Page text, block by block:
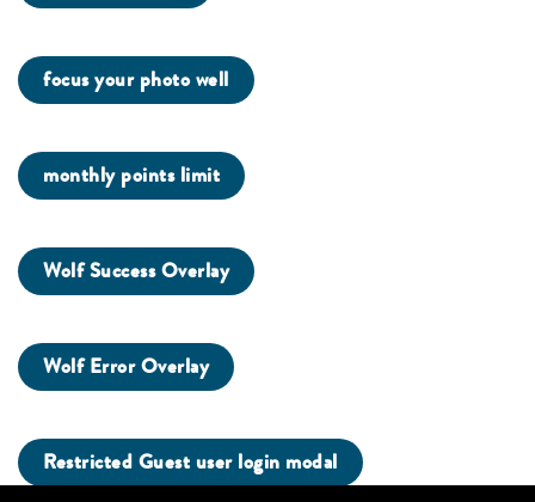
focus your photo well
monthly points limit
Wolf Success Overlay
Wolf Error Overlay
Restricted Guest user login modal